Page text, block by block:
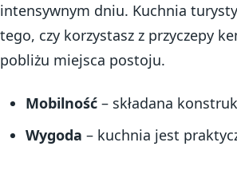
intensywnym dniu. Kuchnia
tego, czy korzystasz z przyczepy
pobliżu miejsca postoju.
Mobilność– składana
Wygoda – kuchnia jest